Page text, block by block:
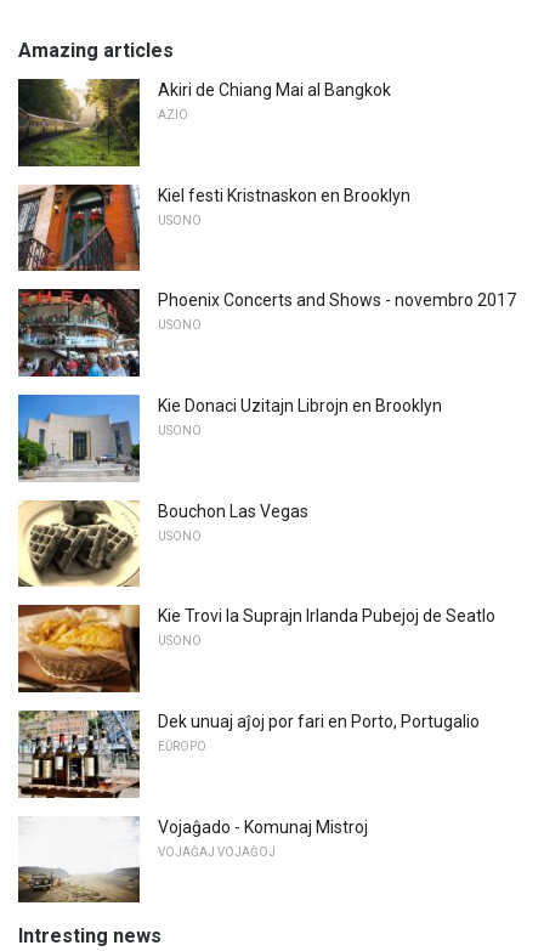
Amazing articles
Akiri de Chiang Mai al Bangkok
AZIO
Kiel festi Kristnaskon en Brooklyn
USONO
Phoenix Concerts and Shows - novembro 2017
USONO
Kie Donaci Uzitajn Librojn en Brooklyn
USONO
Bouchon Las Vegas
USONO
Kie Trovi la Suprajn Irlanda Pubejoj de Seatlo
USONO
Dek unuaj aĵoj por fari en Porto, Portugalio
EŬROPO
Vojaĝado - Komunaj Mistroj
VOJAĜAJ VOJAĜOJ
Intresting news